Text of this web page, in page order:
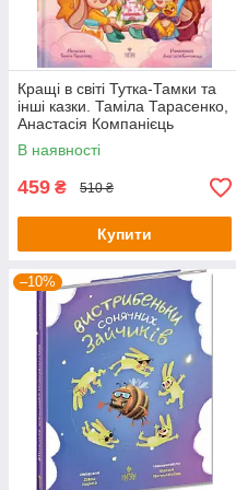
Кращі в світі Тутка-Тамки та
інші казки. Таміла Тарасенко,
Анастасія Компанієць
В наявності
459 ₴ 510 ₴
Купити
–10%